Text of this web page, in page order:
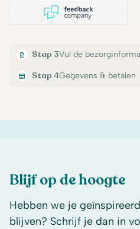
Stap 3Vul de
Stap 4Gegevens & betalen
Blijf op de hoogte
Hebben we je
blijven? Schrijf je dan in